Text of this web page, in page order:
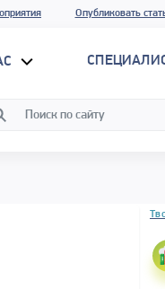
Опубликовать